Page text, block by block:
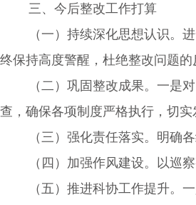
三、今后整改工作打算
（一）持续深化思想认识。进
终保持高度警醒，杜绝整改问题的
（二）巩固整改成果。一是对
查，确保各项制度严格执行，切
（三）强化责任落实。明确各
（四）加强作风建设。以巡察
（五）推进科协工作提升。一